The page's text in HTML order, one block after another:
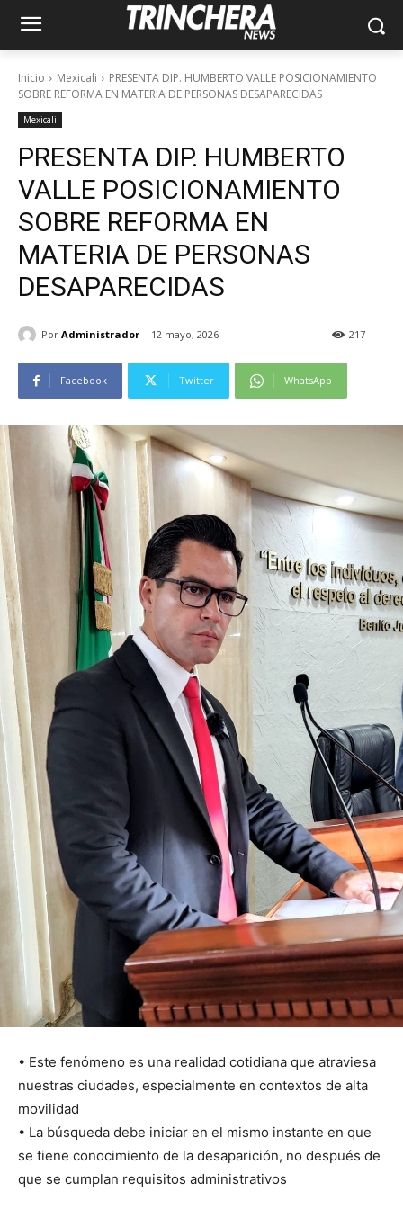
Inicio Mexicali
PRESENTA DIP. HUMBERTO VALLE POSICIONAMIENTO
SOBRE REFORMA EN MATERIA DE PERSONAS DESAPARECIDAS
Mexicali
PRESENTA DIP. HUMBERTO
VALLE POSICIONAMIENTO
SOBRE REFORMA EN
MATERIA DE PERSONAS
DESAPARECIDAS
Por Administrador 12 mayo, 2026 217
Facebook Twitter WhatsApp
• Este fenómeno es una realidad cotidiana que atraviesa
nuestras ciudades, especialmente en contextos de alta
movilidad
• La búsqueda debe iniciar en el mismo instante en que
se tiene conocimiento de la desaparición, no después de
que se cumplan requisitos administrativos